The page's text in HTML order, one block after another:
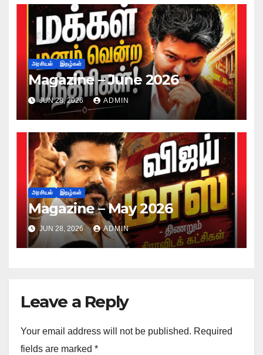
அரசியல் இதழ்கள்
Magazine – June 2026
JUN 28, 2026 ADMIN
அரசியல் இதழ்கள்
Magazine – May 2026
JUN 28, 2026 ADMIN
Leave a Reply
Your email address will not be published. Required
fields are marked *